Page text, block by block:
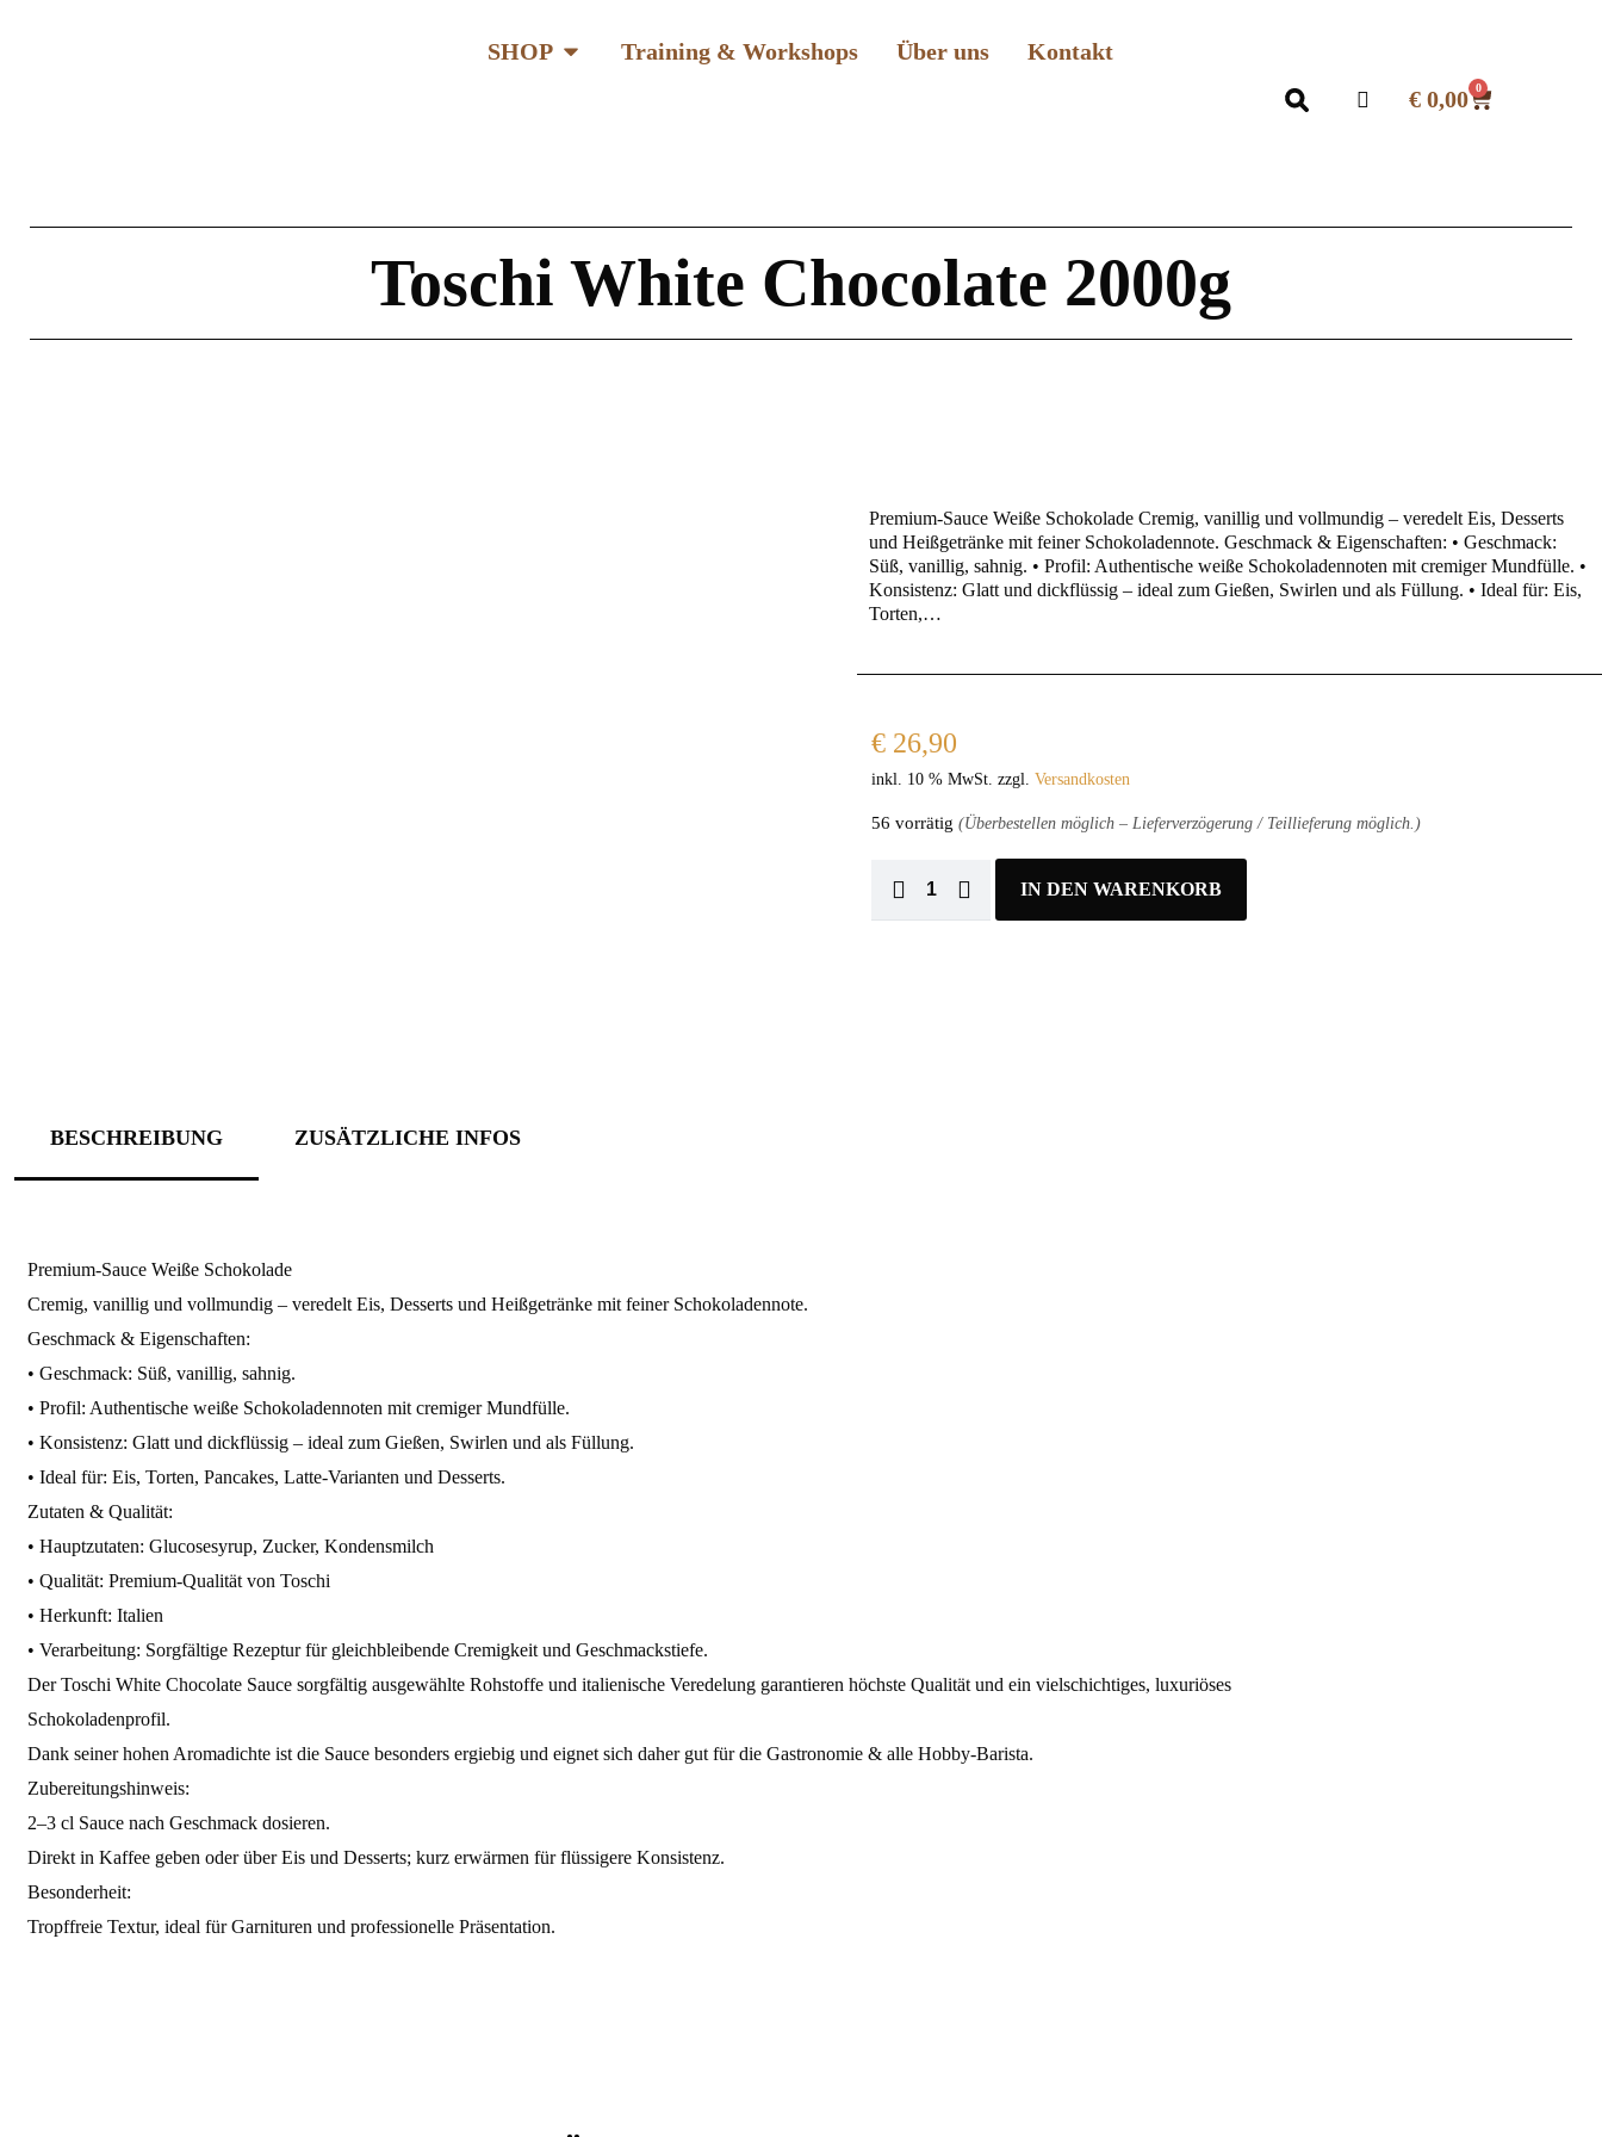
SHOP Training & Workshops Über uns
Kontakt
€ 0,00 0
Toschi White Chocolate 2000g
Premium-Sauce Weiße Schokolade Cremig, vanillig und vollmundig – veredelt Eis, Desserts
und Heißgetränke mit feiner Schokoladennote. Geschmack & Eigenschaften: • Geschmack:
Süß, vanillig, sahnig. • Profil: Authentische weiße Schokoladennoten mit cremiger Mundfülle. •
Konsistenz: Glatt und dickflüssig – ideal zum Gießen, Swirlen und als Füllung. • Ideal für: Eis,
Torten,…
€ 26,90
inkl. 10 % MwSt. zzgl.Versandkosten
56 vorrätig(Überbestellen möglich – Lieferverzögerung / Teillieferung möglich.)
IN DEN WARENKORB
BESCHREIBUNG ZUSÄTZLICHE INFOS
Premium-Sauce Weiße Schokolade
Cremig, vanillig und vollmundig – veredelt Eis, Desserts und Heißgetränke mit feiner Schokoladennote.
Geschmack & Eigenschaften:
• Geschmack: Süß, vanillig, sahnig.
• Profil: Authentische weiße Schokoladennoten mit cremiger Mundfülle.
• Konsistenz: Glatt und dickflüssig – ideal zum Gießen, Swirlen und als Füllung.
• Ideal für: Eis, Torten, Pancakes, Latte-Varianten und Desserts.
Zutaten & Qualität:
• Hauptzutaten: Glucosesyrup, Zucker, Kondensmilch
• Qualität: Premium-Qualität von Toschi
• Herkunft: Italien
• Verarbeitung: Sorgfältige Rezeptur für gleichbleibende Cremigkeit und Geschmackstiefe.
Der Toschi White Chocolate Sauce sorgfältig ausgewählte Rohstoffe und italienische Veredelung garantieren höchste Qualität und ein vielschichtiges, luxuriöses
Schokoladenprofil.
Dank seiner hohen Aromadichte ist die Sauce besonders ergiebig und eignet sich daher gut für die Gastronomie & alle Hobby-Barista.
Zubereitungshinweis:
2–3 cl Sauce nach Geschmack dosieren.
Direkt in Kaffee geben oder über Eis und Desserts; kurz erwärmen für flüssigere Konsistenz.
Besonderheit:
Tropffreie Textur, ideal für Garnituren und professionelle Präsentation.